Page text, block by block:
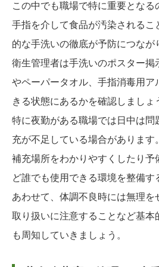
この中でも職場で特に重要となる
手指を介して食品が汚染されるこ
的な手洗いの徹底が予防につなが
衛生管理者は手洗いのポスター掲
やペーパータオル、手指消毒用ア
きる状態にあるかを確認しましょ
特に夜勤がある職場では日中は問
充が不足している場合があります。
補充場所をわかりやすくしたり予
ど誰でも使用できる環境を整備す
あわせて、体調不良時には無理を
取り扱いに注意することなど基本
も周知していきましょう。